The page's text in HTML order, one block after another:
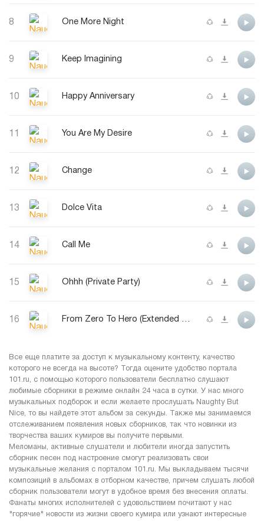
8 One More Night
9 Keep Imagining
10 Happy Anniversary
11 You Are My Desire
12 Change
13 Dolce Vita
14 Call Me
15 Ohhh (Private Party)
16 From Zero To Hero (Extended Album Remix)
Все еще платите за доступ к музыкальному контенту, качество
которого не всегда на высоте? Тогда оцените удобство портала
101.ru, с помощью которого пользователи бесплатно слушают
любимые сборники в режиме онлайн 24 часа в сутки. У нас много
музыкальных подборок и если желаете прослушать Naughty But
Nice, то вы найдете этот альбом за секунды. Также мы занимаемся
отслеживанием появления новых сборников, так что новинки из
творчества ваших кумиров вы получите первыми.
Меломаны, активные слушатели и любители иногда запустить
сборник песен под настроение смогут реализовать свои
музыкальные желания с порталом 101.ru. Мы выкладываем тысячи
композиций в альбомах в отборном качестве, причем слушать любой
сборник пользователи могут в удобное время без внесения оплаты.
Фанаты многих исполнителей с удовольствием почитают у нас
"горячие" новости из жизни своего кумира или узнают интересные